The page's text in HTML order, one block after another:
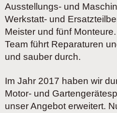
Ausstellungs- und
Werkstatt- und
Meister und fünf
Team führt Reparaturen
und sauber durch.
Im Jahr 2017 haben wir
Motor- und
unser Angebot erweitert.